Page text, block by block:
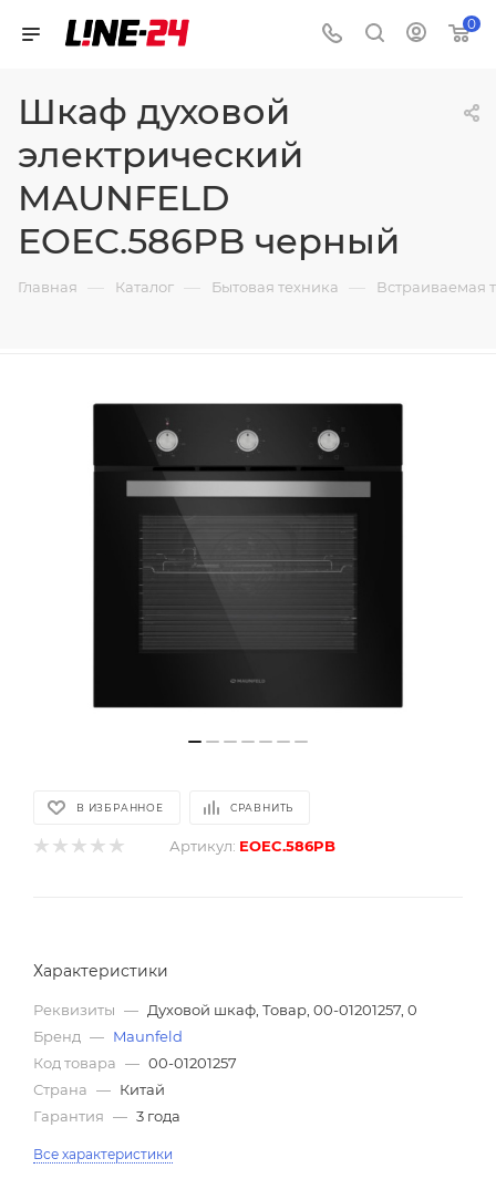
0
Шкаф духовой
электрический
MAUNFELD
EOEC.586PB черный
Главная — Каталог — Бытовая техника — Встраиваемая
В ИЗБРАННОЕ СРАВНИТЬ
Артикул: EOEC.586PB
Характеристики
Реквизиты — Духовой шкаф, Товар, 00-01201257, 0
Бренд — Maunfeld
Код товара — 00-01201257
Страна — Китай
Гарантия — 3 года
Все характеристики